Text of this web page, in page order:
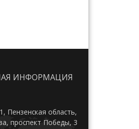
ИНФОРМАЦИЯ
Пензенская область,
проспект Победы, 3